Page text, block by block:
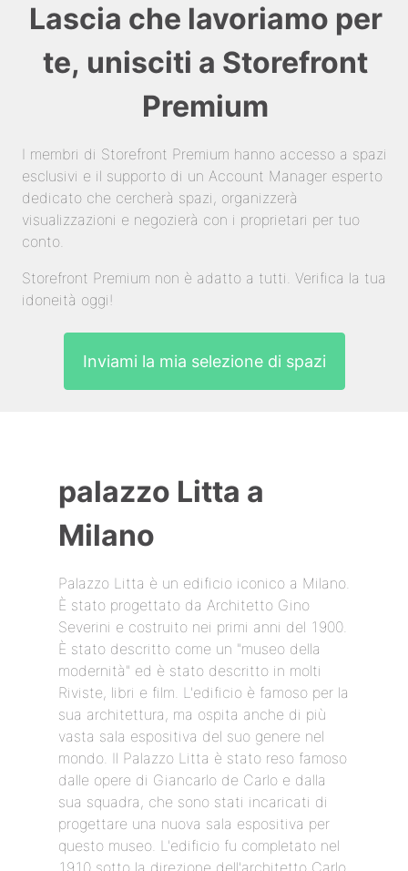
Lascia che lavoriamo per
te, unisciti a Storefront
Premium
I membri di Storefront Premium hanno accesso a spazi
esclusivi e il supporto di un Account Manager esperto
dedicato che cercherà spazi, organizzerà
visualizzazioni e negozierà con i proprietari per tuo
conto.
Storefront Premium non è adatto a tutti. Verifica la tua
idoneità oggi!
Inviami la mia selezione di spazi
palazzo Litta a
Milano
Palazzo Litta è un edificio iconico a Milano.
È stato progettato da Architetto Gino
Severini e costruito nei primi anni del 1900.
È stato descritto come un "museo della
modernità" ed è stato descritto in molti
Riviste, libri e film. L'edificio è famoso per la
sua architettura, ma ospita anche di più
vasta sala espositiva del suo genere nel
mondo. Il Palazzo Litta è stato reso famoso
dalle opere di Giancarlo de Carlo e dalla
sua squadra, che sono stati incaricati di
progettare una nuova sala espositiva per
questo museo. L'edificio fu completato nel